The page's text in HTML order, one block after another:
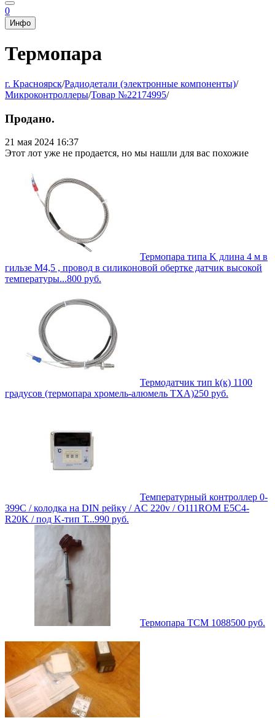
0
Инфо
Термопара
г. Красноярск/Радиодетали (электронные компоненты)/
Микроконтроллеры/Товар №22174995/
Продано.
21 мая 2024 16:37
Этот лот уже не продается, но мы нашли для вас похожие
Термопара типа K длина 4 м в
гильзе М4,5 , провод в силиконовой обертке датчик высокой
температуры...800 руб.
Термодатчик тип k(к) 1100
градусов (термопара хромель-алюмель ТХА)250 руб.
Температурный контроллер 0-
399С / колодка на DIN рейку / AC 220v / O111ROM E5C4-
R20K / под K-тип Т...990 руб.
Термопара ТСМ 1088500 руб.